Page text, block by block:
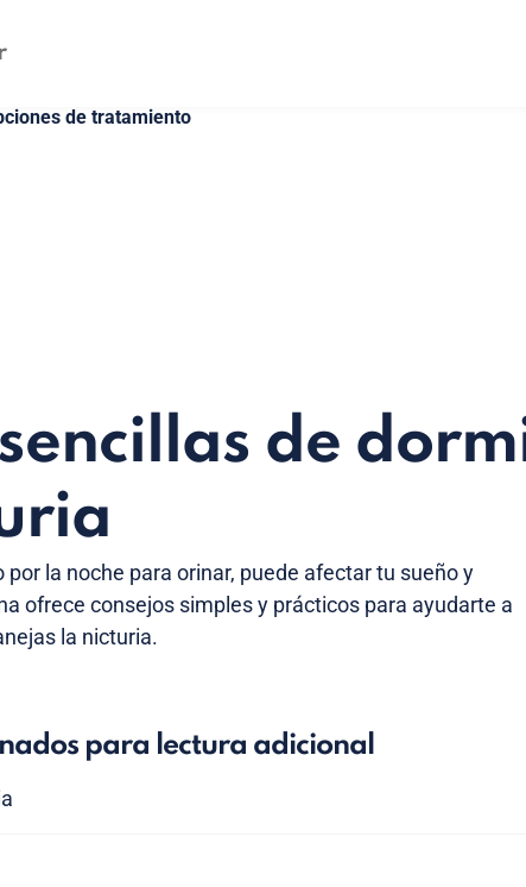
de tratamiento
de
la noche para orinar, puede afectar tu sueño y
ofrece consejos simples y prácticos para ayudarte a
la nicturia.
para lectura adicional